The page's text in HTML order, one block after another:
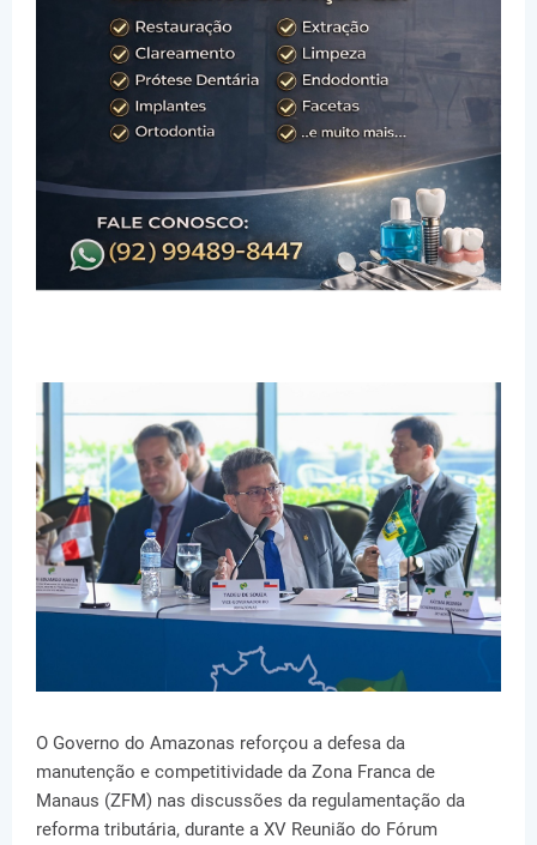
O Governo do Amazonas reforçou a defesa da
manutenção e competitividade da Zona Franca de
Manaus (ZFM) nas discussões da regulamentação da
reforma tributária, durante a XV Reunião do Fórum